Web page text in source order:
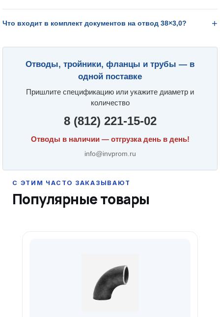
Что входит в комплект документов на отвод 38×3,0?
Отводы, тройники, фланцы и трубы — в
одной поставке
Пришлите спецификацию или укажите диаметр и
количество
8 (812) 221-15-02
Отводы в наличии — отгрузка день в день!
info@invprom.ru
Популярные товары